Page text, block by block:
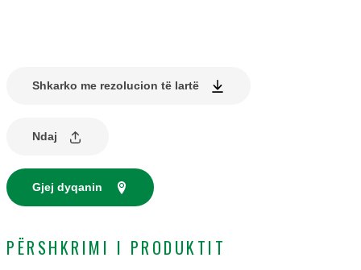
Shkarko me rezolucion të lartë
Ndaj
Gjej dyqanin
PËRSHKRIMI I PRODUKTIT